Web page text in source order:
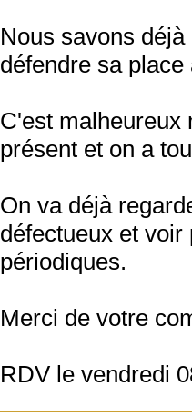
Nous savons
défendre sa
C'est malheureux
présent et on a
On va déjà
défectueux et
périodiques.
Merci de votre
RDV le vendredi